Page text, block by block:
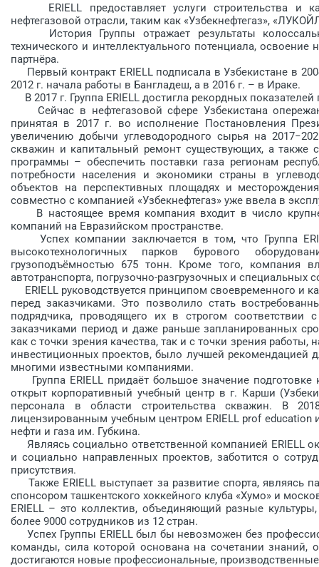
ERIELL предоставляет услуги строительства и
нефтегазовой отрасли, таким как «Узбек­нефтегаз»,
История Группы отражает результаты
технического и интеллектуального потенциала,
партнёра.
Первый контракт ERIELL подписала в Узбекистане в
2012 г. начала работы в Бангладеш, а в 2016 г. – в Ираке.
В 2017 г. Группа ERIELL достигла рекордных
Сейчас в нефтегазовой сфере Узбекистана
принятая в 2017 г. во исполнение Постановления
увеличению добычи углеводородного сырья на
скважин и капитальный ремонт существующих, а также
программы – обеспечить поставки газа регионам
потребности населения и экономики страны в
объектов на перспективных площадях и
совместно с компанией «Узбекнефтегаз» уже ввела в
В настоящее время компания входит в число
компаний на Евразийском пространстве.
Успех компании заключается в том, что Группа
высокотехнологичных парков бурового
грузоподъёмностью 675 тонн. Кроме того, компания
автотранспорта, погрузочно-разгрузочных и специальных
ERIELL руководствуется принципом своевременного и
перед заказчиками. Это позволило стать
подрядчика, проводящего их в строгом соответствии
заказчиками период и даже раньше запланированных
как с точки зрения качества, так и с точки зрения
инвес­тиционных проектов, было лучшей рекомендацией
многими известными компаниями.
Группа ERIELL придаёт большое значение
открыт корпоративный учебный центр в г. Карши
персонала в области строительства скважин. В
лицензированным учебным центром ERIELL prof education
нефти и газа им. Губкина.
Являясь социально ответственной компанией ERIELL
и социально направленных проектов, заботится о
присутствия.
Также ERIELL выступает за развитие спорта, являясь
спонсором ташкентского хоккейного клуба «Хумо» и
ERIELL – это коллектив, объединяющий разные
более 9000 сотрудников из 12 стран.
Успех Группы ERIELL был бы невозможен без
команды, сила которой основана на сочетании знаний,
достигаются новые профессиональные,